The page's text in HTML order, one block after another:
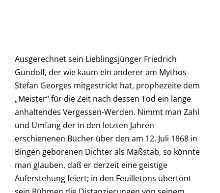
Ausgerechnet sein Lieblingsjünger Friedrich
Gundolf, der wie kaum ein anderer am Mythos
Stefan Georges mitgestrickt hat, prophezeite dem
„Meister“ für die Zeit nach dessen Tod ein lange
anhaltendes Vergessen-Werden. Nimmt man Zahl
und Umfang der in den letzten Jahren
erschienenen Bücher über den am 12. Juli 1868 in
Bingen geborenen Dichter als Maßstab, so könnte
man glauben, daß er derzeit eine geistige
Auferstehung feiert; in den Feuilletons übertönt